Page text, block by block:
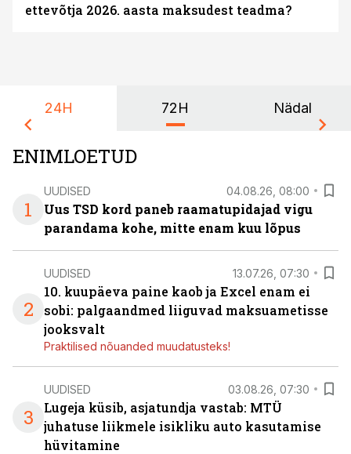
ettevõtja 2026. aasta maksudest teadma?
24H 72H Nädal
ENIMLOETUD
1
UUDISED 04.08.26, 08:00
Uus TSD kord paneb raamatupidajad vigu
parandama kohe, mitte enam kuu lõpus
2
UUDISED 13.07.26, 07:30
10. kuupäeva paine kaob ja Excel enam ei
sobi: palgaandmed liiguvad maksuametisse
jooksvalt
Praktilised nõuanded muudatusteks!
3
UUDISED 03.08.26, 07:30
Lugeja küsib, asjatundja vastab: MTÜ
juhatuse liikmele isikliku auto kasutamise
hüvitamine